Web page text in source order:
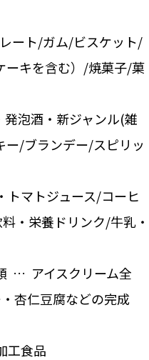
ート/ガム/ビスケット/
ーキを含む）/焼菓子/菓
泡酒・新ジャンル(雑
/ブランデー/スピリッ
マトジュース/コーヒ
・栄養ドリンク/牛乳・
… アイスクリーム全
杏仁豆腐などの完成
工食品